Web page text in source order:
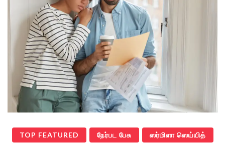
TOP FEATURED நேர்பட பேசு ஸர்மிளா ஸெய்யித்